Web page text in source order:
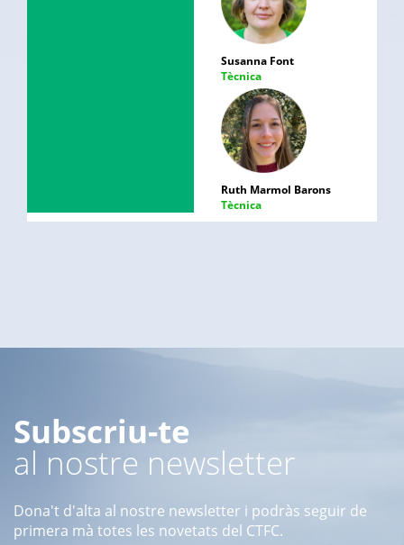
Susanna Font
Tècnica
Ruth Marmol Barons
Tècnica
Subscriu-te
al nostre newsletter
Dona't d'alta al nostre newsletter i podràs seguir de
primera mà totes les novetats del CTFC.